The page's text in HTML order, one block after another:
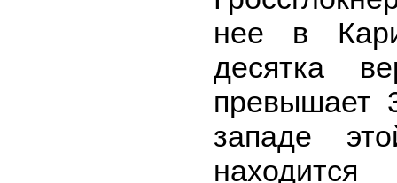
нее в
десятка
превышает
западе